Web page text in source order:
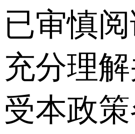
已审慎阅
充分理
受本政